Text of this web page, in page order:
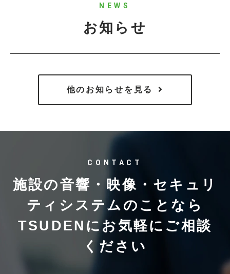
NEWS
お知らせ
他のお知らせを見る
CONTACT
施設の音響・映像・セキュリ
ティシステムのことなら
TSUDENにお気軽にご相談
ください